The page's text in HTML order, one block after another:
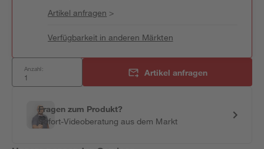
Artikel anfragen >
Verfügbarkeit in anderen Märkten
Anzahl: Artikel anfragen
Fragen zum Produkt?
Sofort-Videoberatung aus dem Markt